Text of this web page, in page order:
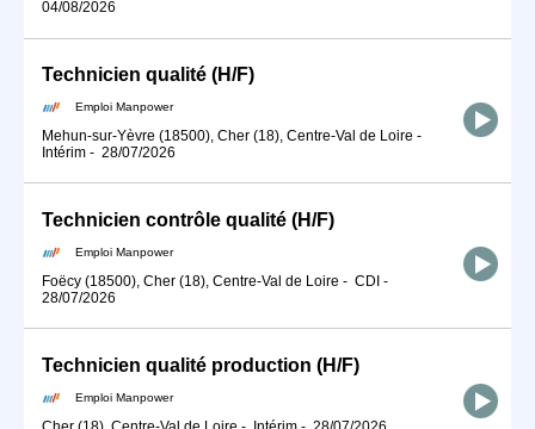
04/08/2026
Technicien qualité (H/F)
Emploi Manpower
Mehun-sur-Yèvre (18500), Cher (18), Centre-Val de Loire -
Intérim - 28/07/2026
Technicien contrôle qualité (H/F)
Emploi Manpower
Foëcy (18500), Cher (18), Centre-Val de Loire - CDI -
28/07/2026
Technicien qualité production (H/F)
Emploi Manpower